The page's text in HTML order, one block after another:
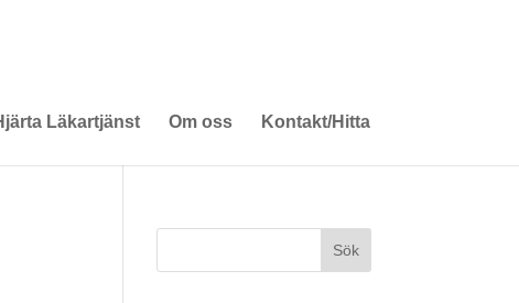
Läkartjänst Om oss Kontakt/Hitta